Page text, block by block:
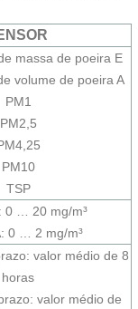
massa de poeira E
volume de poeira A
PM1
PM2,5
PM10
TSP
0 … 20 mg/m³
0 … 2 mg/m³
valor médio de 8
horas
valor médio de